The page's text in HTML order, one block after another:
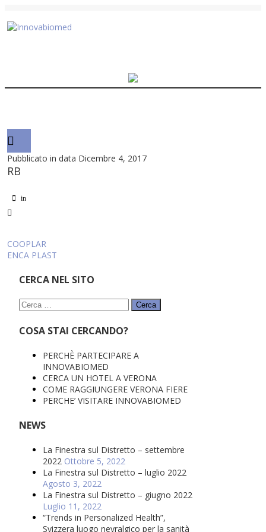
Pubblicato in data Dicembre 4, 2017
RB
in
Navigazione
COOPLAR
ENCA PLAST
CERCA NEL SITO
Ricerca
COSA STAI CERCANDO?
PERCHÈ PARTECIPARE A
INNOVABIOMED
CERCA UN HOTEL A VERONA
COME RAGGIUNGERE VERONA FIERE
PERCHE’ VISITARE INNOVABIOMED
NEWS
La Finestra sul Distretto – settembre
2022 Ottobre 5, 2022
La Finestra sul Distretto – luglio 2022
Agosto 3, 2022
La Finestra sul Distretto – giugno 2022
Luglio 11, 2022
“Trends in Personalized Health”,
Svizzera luogo nevralgico per la sanità